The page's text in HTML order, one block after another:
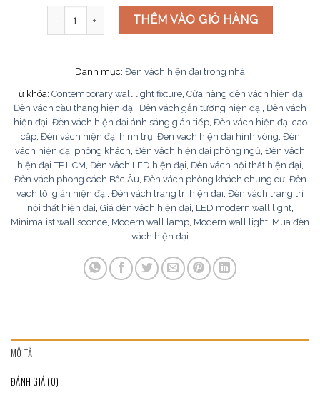
Đèn vách hiện đại VK50 TRONG số lượng
THÊM VÀO GIỎ HÀNG
Danh mục: Đèn vách hiện đại trong nhà
Từ khóa: Contemporary wall light fixture, Cửa hàng đèn vách hiện đại,
Đèn vách cầu thang hiện đại, Đèn vách gắn tường hiện đại, Đèn vách
hiện đại, Đèn vách hiện đại ánh sáng gián tiếp, Đèn vách hiện đại cao
cấp, Đèn vách hiện đại hình trụ, Đèn vách hiện đại hình vòng, Đèn
vách hiện đại phòng khách, Đèn vách hiện đại phòng ngủ, Đèn vách
hiện đại TP.HCM, Đèn vách LED hiện đại, Đèn vách nội thất hiện đại,
Đèn vách phong cách Bắc Âu, Đèn vách phòng khách chung cư, Đèn
vách tối giản hiện đại, Đèn vách trang trí hiện đại, Đèn vách trang trí
nội thất hiện đại, Giá đèn vách hiện đại, LED modern wall light,
Minimalist wall sconce, Modern wall lamp, Modern wall light, Mua đèn
vách hiện đại
MÔ TẢ
ĐÁNH GIÁ (0)